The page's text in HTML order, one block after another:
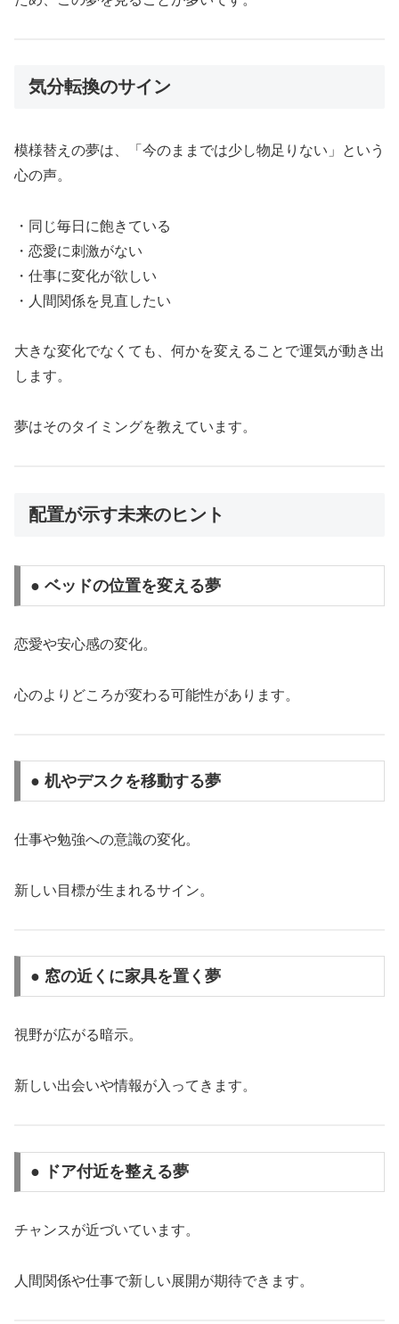
気分転換のサイン
模様替えの夢は、「今のままでは少し物足りない」という
心の声。
・同じ毎日に飽きている
・恋愛に刺激がない
・仕事に変化が欲しい
・人間関係を見直したい
大きな変化でなくても、何かを変えることで運気が動き出
します。
夢はそのタイミングを教えています。
配置が示す未来のヒント
● ベッドの位置を変える夢
恋愛や安心感の変化。
心のよりどころが変わる可能性があります。
● 机やデスクを移動する夢
仕事や勉強への意識の変化。
新しい目標が生まれるサイン。
● 窓の近くに家具を置く夢
視野が広がる暗示。
新しい出会いや情報が入ってきます。
● ドア付近を整える夢
チャンスが近づいています。
人間関係や仕事で新しい展開が期待できます。